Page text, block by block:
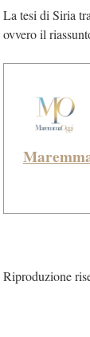
La tesi di Siria
ovvero il
Riproduzione